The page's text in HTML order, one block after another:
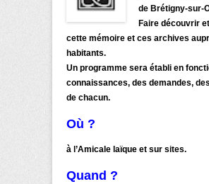
de Brétigny-sur-
Faire découvrir
cette mémoire et ces archives
habitants.
Un programme sera établi en
connaissances, des demandes,
de chacun.
Où ?
à l’Amicale laïque et sur sites.
Quand ?